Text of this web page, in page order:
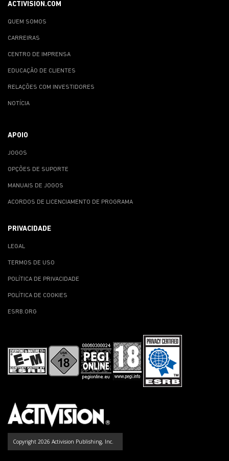
ACTIVISION.COM
QUEM SOMOS
CARREIRAS
CENTRO DE IMPRENSA
EDUCAÇÃO DE CLIENTES
RELAÇÕES COM INVESTIDORES
NOTÍCIA
APOIO
JOGOS
OPÇÕES DE SUPORTE
MANUAIS DE JOGOS
ACORDOS DE LICENCIAMENTO DE PROGRAMA
PRIVACIDADE
LEGAL
TERMOS DE USO
POLÍTICA DE PRIVACIDADE
POLÍTICA DE COOKIES
ESRB.ORG
Copyright 2026 Activision Publishing, Inc.